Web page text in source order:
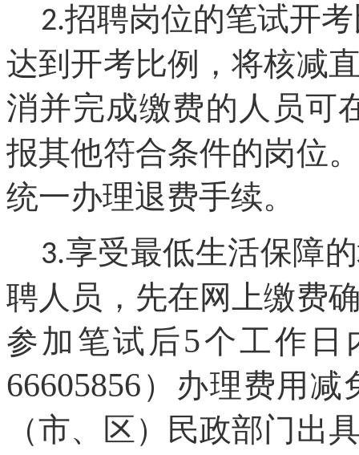
2.招聘岗位的笔试开
达到开考比例，将核减
消并完成缴费的人员可
报其他符合条件的岗位
统一办理退费手续。
3.享受最低生活保障
聘人员，先在网上缴费
参加笔试后5个工作日
66605856 ）办理费用减
（市、区）民政部门出